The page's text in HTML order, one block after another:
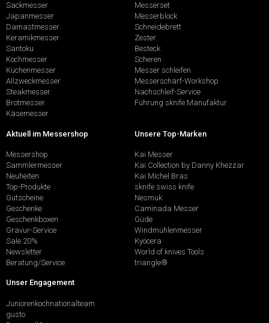
Sackmesser
Japanmesser
Damastmesser
Keramikmesser
Santoku
Kochmesser
Küchenmesser
Allzweckmesser
Steakmesser
Brotmesser
Käsemesser
Messerset
Messerblock
Schneidebrett
Zester
Besteck
Scheren
Messer schleifen
Messerschärf-Workshop
Nachschleif-Service
Führung sknife Manufaktur
Aktuell im Messershop
Messershop
Sammlermesser
Neuheiten
Top-Produkte
Gutscheine
Geschenke
Geschenkboxen
Gravur-Service
Sale 20%
Newsletter
Beratung/Service
Unsere Top-Marken
Kai Messer
Kai Collection by Danny Khezzar
Kai Michel Bras
sknife swiss knife
Nesmuk
Caminada Messer
Güde
Windmühlenmesser
Kyocera
World of knives Tools
triangle®
Unser Engagement
Juniorenkochnationalteam
gusto